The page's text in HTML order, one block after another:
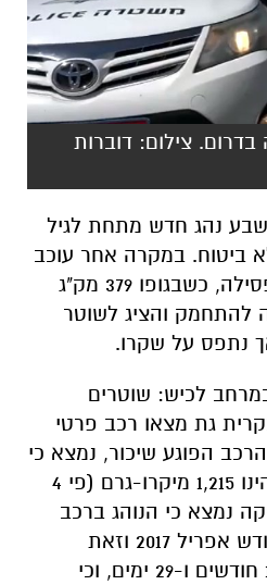
צילום: דוברות
נהג חדש מתחת לגיל
ביטוח. במקרה אחר עוכב
נהג בן 35 הנוהג בזמן פסילה, כשבגופו 379 מק"ג
להתחמק והציג לשוטר
נתפס על שקרו.
לכיש: שוטרים
גת מצאו רכב פרטי
הפוגע שיכור, נמצא כי
ריכוז האלכוהול בגופו הינו 1,215 מיקרו-גרם (פי 4
נמצא כי הנוהג ברכב
פסול על ידי בימ"ש מחודש אפריל 2017 וזאת
לתקופה של שנתיים, 11 חודשים ו-29 ימים, וכי